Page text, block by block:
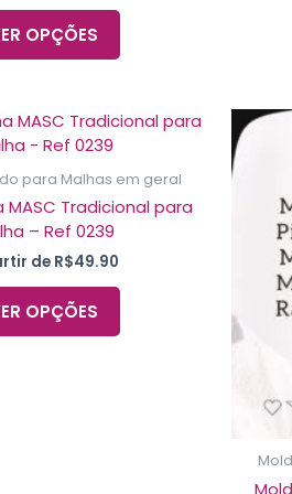
OPÇÕES
para Malhas em geral
MASC Tradicional para
– Ref 0239
de R$49.90
OPÇÕES
Este
várias
variantes.
podem
escolhidas